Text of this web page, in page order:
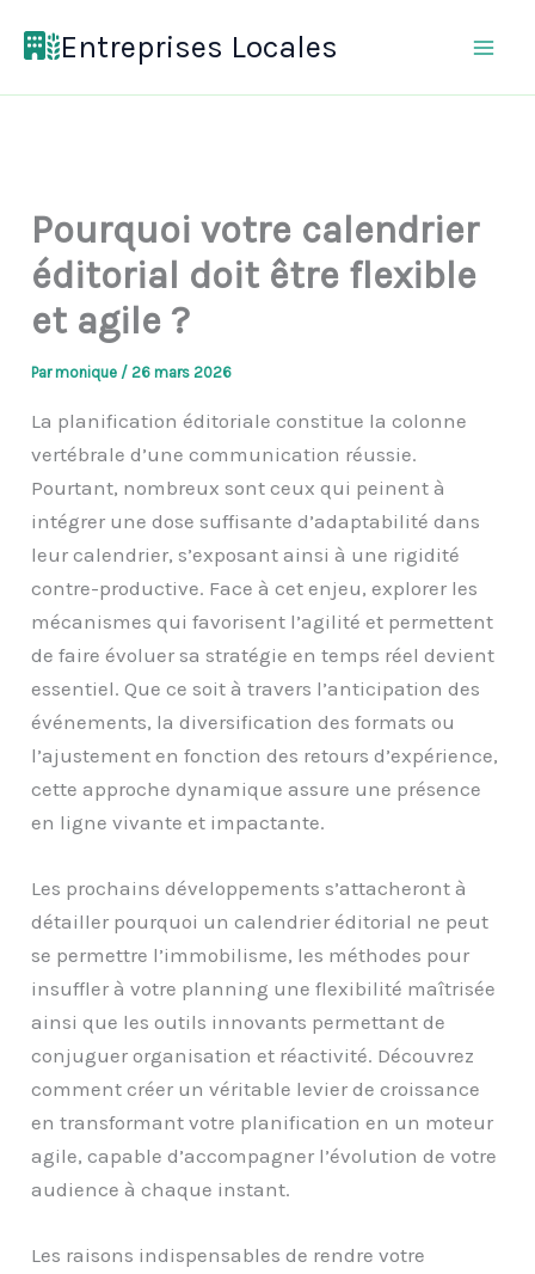
Entreprises Locales
Pourquoi votre calendrier
éditorial doit être flexible
et agile ?
Parmonique /26 mars 2026
La planification éditoriale constitue la colonne
vertébrale d’une communication réussie.
Pourtant, nombreux sont ceux qui peinent à
intégrer une dose suffisante d’adaptabilité dans
leur calendrier, s’exposant ainsi à une rigidité
contre-productive. Face à cet enjeu, explorer les
mécanismes qui favorisent l’agilité et permettent
de faire évoluer sa stratégie en temps réel devient
essentiel. Que ce soit à travers l’anticipation des
événements, la diversification des formats ou
l’ajustement en fonction des retours d’expérience,
cette approche dynamique assure une présence
en ligne vivante et impactante.
Les prochains développements s’attacheront à
détailler pourquoi un calendrier éditorial ne peut
se permettre l’immobilisme, les méthodes pour
insuffler à votre planning une flexibilité maîtrisée
ainsi que les outils innovants permettant de
conjuguer organisation et réactivité. Découvrez
comment créer un véritable levier de croissance
en transformant votre planification en un moteur
agile, capable d’accompagner l’évolution de votre
audience à chaque instant.
Les raisons indispensables de rendre votre